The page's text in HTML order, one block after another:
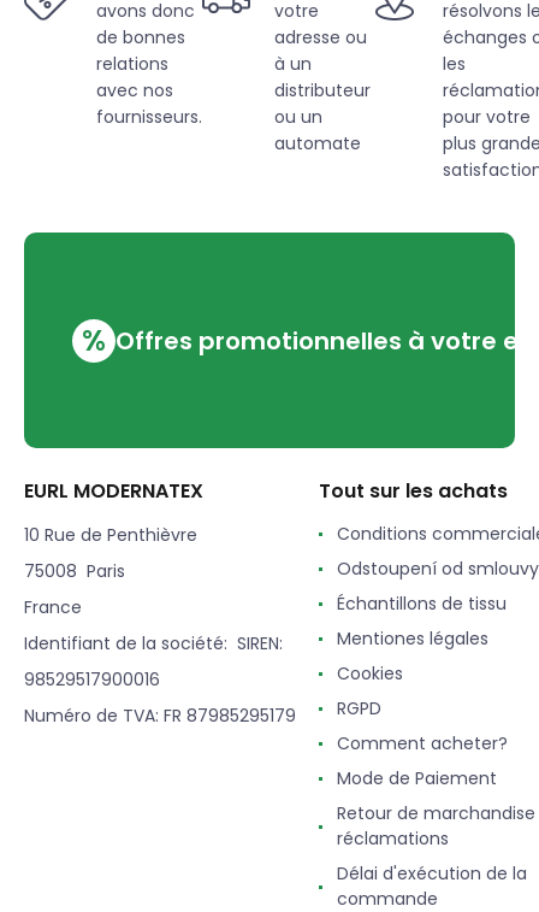
avons donc
de bonnes
relations
avec nos
fournisseurs.
votre
adresse ou
à un
distributeur
ou un
automate
résolvons
échanges
les
pour votre
plus
% Offres promotionnelles à votre
EURL MODERNATEX
10 Rue de Penthièvre
75008 Paris
France
Identifiant de la société: SIREN:
98529517900016
Numéro de TVA: FR 87985295179
Tout sur les achats
Conditions
Odstoupení od smlouvy
Échantillons de tissu
Mentiones légales
Cookies
RGPD
Comment acheter?
Mode de Paiement
Retour de
réclamations
Délai d'exécution de la
commande